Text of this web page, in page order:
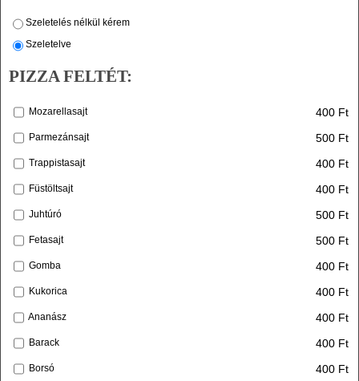
Szeletelés nélkül kérem
Szeletelve
PIZZA FELTÉT:
Mozarellasajt 400 Ft
Parmezánsajt 500 Ft
Trappistasajt 400 Ft
Füstöltsajt 400 Ft
Juhtúró 500 Ft
Fetasajt 500 Ft
Gomba 400 Ft
Kukorica 400 Ft
Ananász 400 Ft
Barack 400 Ft
Borsó 400 Ft